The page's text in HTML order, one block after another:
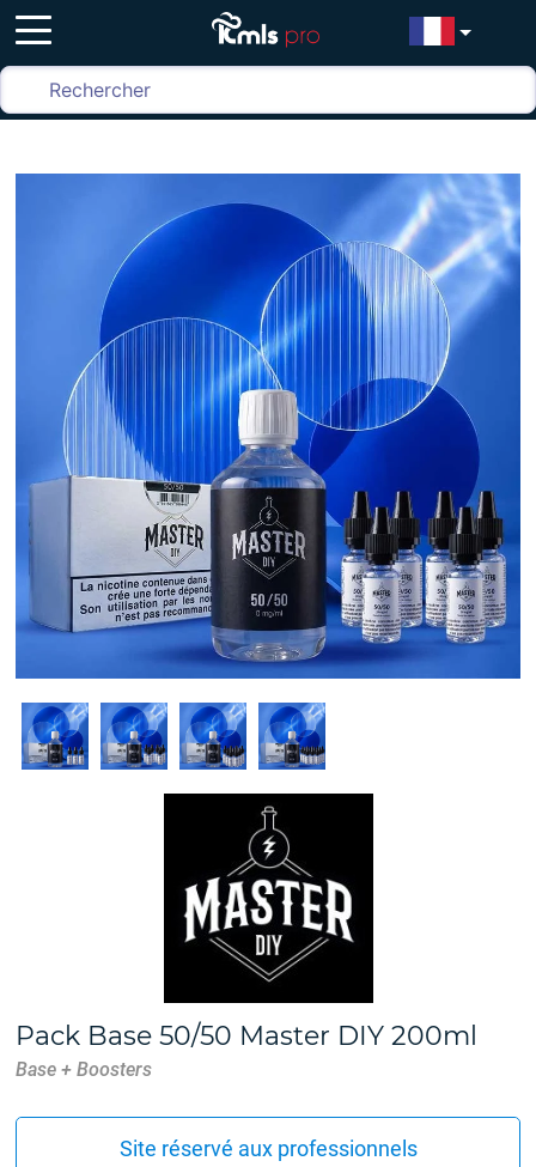
Pack Base 50/50 Master DIY 200ml
Base + Boosters
Site réservé aux professionnels